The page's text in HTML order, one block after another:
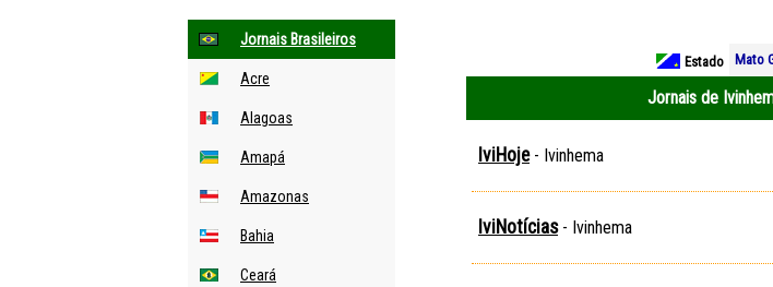
Jornais Brasileiros
Acre
Alagoas
Amapá
Amazonas
Bahia
Ceará
Estado Mato
Jornais de
IviHoje- Ivinhema
IviNotícias- Ivinhema